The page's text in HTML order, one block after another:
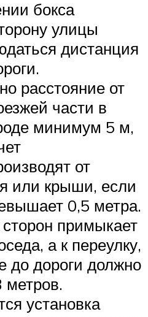
бокса
улицы
дистанция
расстояние от
части в
минимум 5 м,
от
или крыши, если
0,5 метра.
примыкает
а к переулку,
до дороги должно
установка